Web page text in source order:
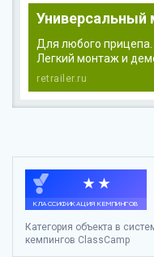
Универсальный
Для любого
Легкий монтаж и
retrailer.ru
Категория объекта в
кемпингов ClassCamp